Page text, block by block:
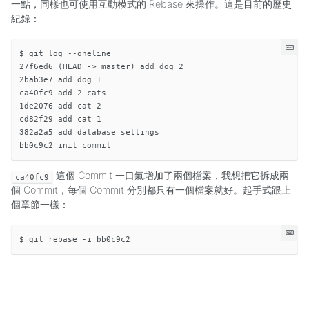
一點，同樣也可使用互動模式的 Rebase 來操作。這是目前的歷史
紀錄：
$ git log --oneline
27f6ed6 (HEAD -> master) add dog 2
2bab3e7 add dog 1
ca40fc9 add 2 cats
1de2076 add cat 2
cd82f29 add cat 1
382a2a5 add database settings
ca40fc9
這個 Commit 一口氣增加了兩個檔案，我想把它拆成兩
個 Commit，每個 Commit 分別都只有一個檔案就好。起手式跟上
個章節一樣：